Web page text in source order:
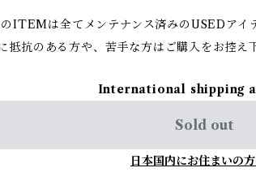
ITEMは全てメンテナンス済みのUSEDアイ
抵抗のある方や、苦手な方はご購入をお控え
International shipping
Sold out
日本国内にお住まいの